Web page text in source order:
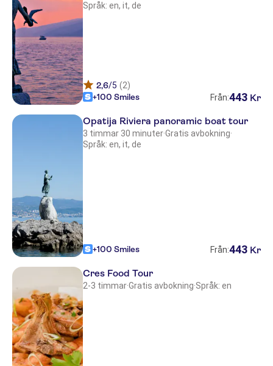
Språk: en, it, de
2,6/5 (2)
+100 Smiles
Från:443 Kr
Opatija Riviera panoramic boat tour
3 timmar 30 minuter·Gratis avbokning·
Språk: en, it, de
+100 Smiles Från:443 Kr
Cres Food Tour
2-3 timmar·Gratis avbokning·Språk: en